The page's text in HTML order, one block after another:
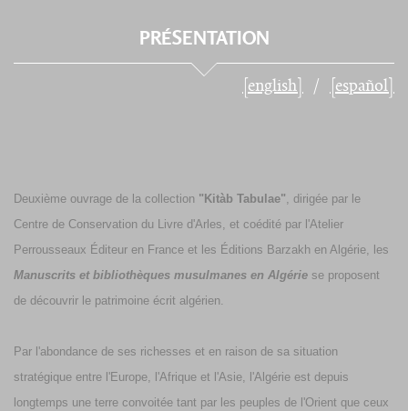
PRÉSENTATION
[english] [español]
Deuxième ouvrage de la collection "Kitàb Tabulae", dirigée par le
Centre de Conservation du Livre d'Arles, et coédité par l'Atelier
Perrousseaux Éditeur en France et les Éditions Barzakh en Algérie, les
Manuscrits et bibliothèques musulmanes en Algérie se proposent
de découvrir le patrimoine écrit algérien.
Par l'abondance de ses richesses et en raison de sa situation
stratégique entre l'Europe, l'Afrique et l'Asie, l'Algérie est depuis
longtemps une terre convoitée tant par les peuples de l'Orient que ceux